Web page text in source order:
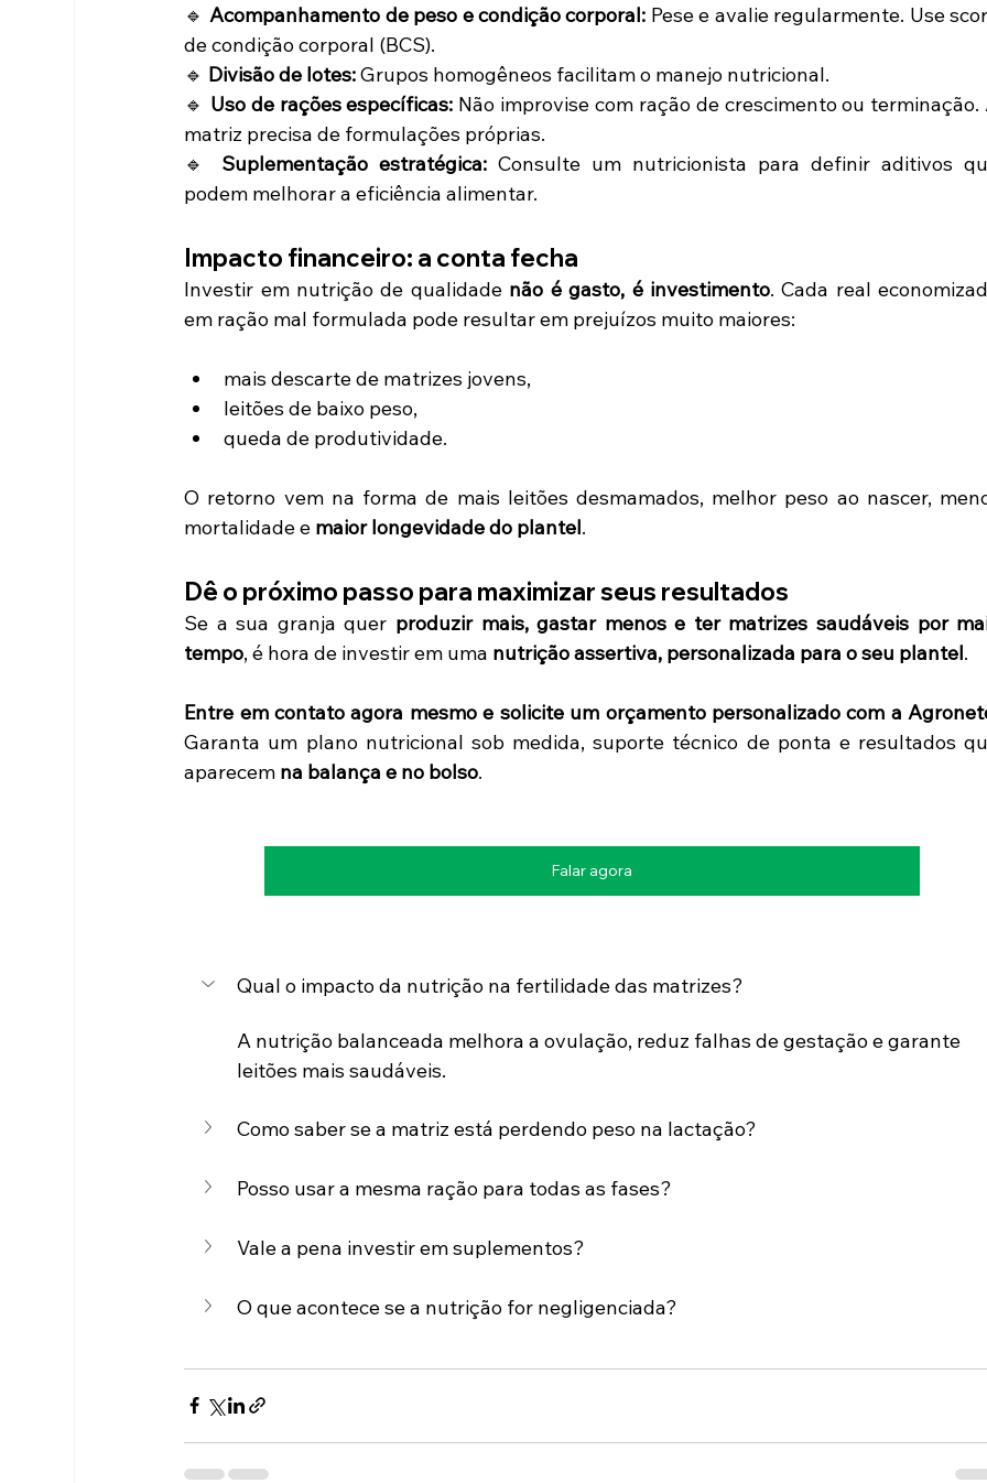
🔹 Acompanhamento de peso e condição corporal: Pese e avalie regularmente. Use
de condição corporal (BCS).
🔹 Divisão de lotes: Grupos homogêneos facilitam o manejo nutricional.
🔹 Uso de rações específicas: Não improvise com ração de crescimento ou terminação.
matriz precisa de formulações próprias.
🔹 Suplementação estratégica: Consulte um nutricionista para definir aditivos
podem melhorar a eficiência alimentar.
Impacto financeiro: a conta fecha
Investir em nutrição de qualidade não é gasto, é investimento. Cada real
em ração mal formulada pode resultar em prejuízos muito maiores:
mais descarte de matrizes jovens,
leitões de baixo peso,
queda de produtividade.
O retorno vem na forma de mais leitões desmamados, melhor peso ao nascer,
mortalidade e maior longevidade do plantel.
Dê o próximo passo para maximizar seus resultados
Se a sua granja quer produzir mais, gastar menos e ter matrizes saudáveis por
tempo, é hora de investir em uma nutrição assertiva, personalizada para o seu plantel.
Garanta um plano nutricional sob medida, suporte técnico de ponta e resultados
aparecem na balança e no bolso.
Falar agora
Qual o impacto da nutrição na fertilidade das matrizes?
A nutrição balanceada melhora a ovulação, reduz falhas de gestação e garante
leitões mais saudáveis.
Como saber se a matriz está perdendo peso na lactação?
Posso usar a mesma ração para todas as fases?
Vale a pena investir em suplementos?
O que acontece se a nutrição for negligenciada?